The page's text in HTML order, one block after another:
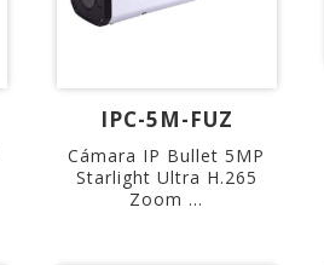
IPC-5M-FUZ
Cámara IP Bullet 5MP
Starlight Ultra H.265
Zoom ...